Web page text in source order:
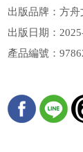
出版品牌：方舟
出版日期：
產品編號：